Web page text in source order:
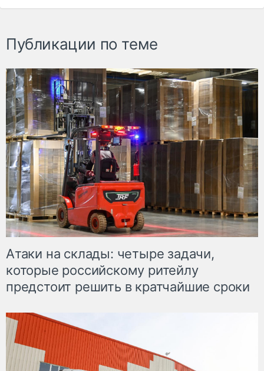
Публикации по теме
Атаки на склады: четыре задачи,
которые российскому ритейлу
предстоит решить в кратчайшие сроки